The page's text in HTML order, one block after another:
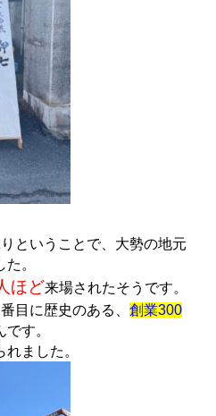
ということで、大勢の地元
。
ほど来場されたそうです。
目に歴史のある、創業300
です。
ました。